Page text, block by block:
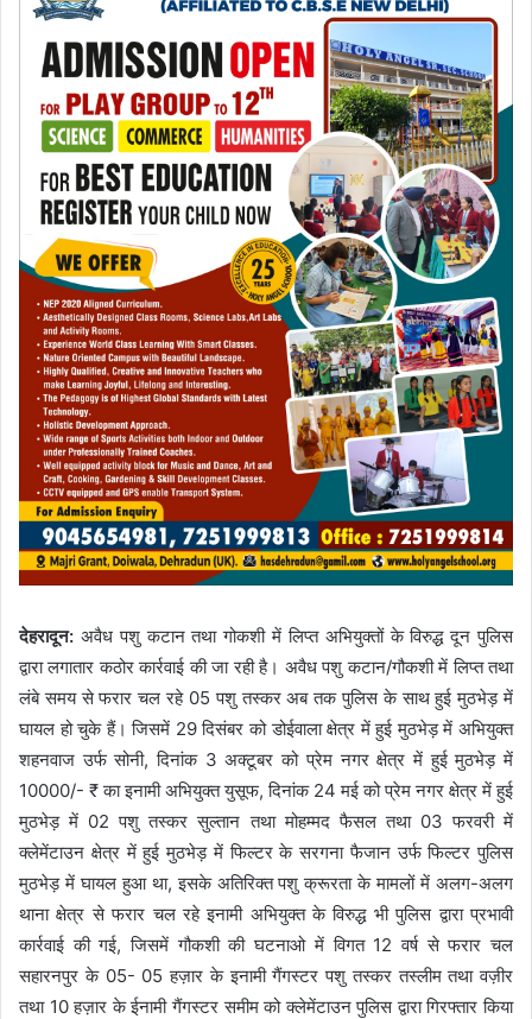
देहरादून: अवैध पशु कटान तथा गोकशी में लिप्त अभियुक्तों के विरुद्ध दून पुलिस
द्वारा लगातार कठोर कार्रवाई की जा रही है। अवैध पशु कटान/गौकशी में लिप्त तथा
लंबे समय से फरार चल रहे 05 पशु तस्कर अब तक पुलिस के साथ हुई मुठभेड़ में
घायल हो चुके हैं। जिसमें 29 दिसंबर को डोईवाला क्षेत्र में हुई मुठभेड़ में अभियुक्त
शहनवाज उर्फ सोनी, दिनांक 3 अक्टूबर को प्रेम नगर क्षेत्र में हुई मुठभेड़ में
10000/- ₹ का इनामी अभियुक्त युसूफ, दिनांक 24 मई को प्रेम नगर क्षेत्र में हुई
मुठभेड़ में 02 पशु तस्कर सुल्तान तथा मोहम्मद फैसल तथा 03 फरवरी में
क्लेमेंटाउन क्षेत्र में हुई मुठभेड़ में फिल्टर के सरगना फैजान उर्फ फिल्टर पुलिस
मुठभेड़ में घायल हुआ था, इसके अतिरिक्त पशु क्रूरता के मामलों में अलग-अलग
थाना क्षेत्र से फरार चल रहे इनामी अभियुक्त के विरुद्ध भी पुलिस द्वारा प्रभावी
कार्रवाई की गई, जिसमें गौकशी की घटनाओ में विगत 12 वर्ष से फरार चल
सहारनपुर के 05- 05 हज़ार के इनामी गैंगस्टर पशु तस्कर तस्लीम तथा वज़ीर
तथा 10 हज़ार के ईनामी गैंगस्टर समीम को क्लेमेंटाउन पुलिस द्वारा गिरफ्तार किया